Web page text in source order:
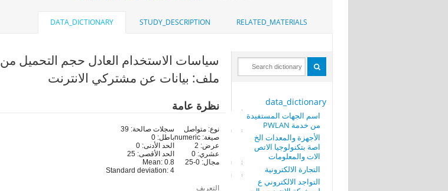
RELATED_MATERIALS
STUDY_DESCRIPTION
DATA_DICTIONARY
data_dictionary
اسم الجهات المستفيدة
من خدمة PWLAN
الأجهزة والمعدات الخ
اصة بتكنولوجيا الاتص
الات والمعلومات
التجارة الالكترونية
التواجد الالكتروني ع
سياسات الاستخدام العادل حجم التحميل من 256 إلى أقل من Kbit/s512 (q12)
ملف: بيانات عن مشتركي الانترنت
نظرة عامة
نوع: متواصل
صيغة: numeric
عرض: 2
عشري: 0
مجال: 0-25
سجلات صالحة: 39
باطل: 0
الحد الأدنى: 0
الحد الأقصى: 25
Mean: 0.8
Standard deviation: 4
التعريف